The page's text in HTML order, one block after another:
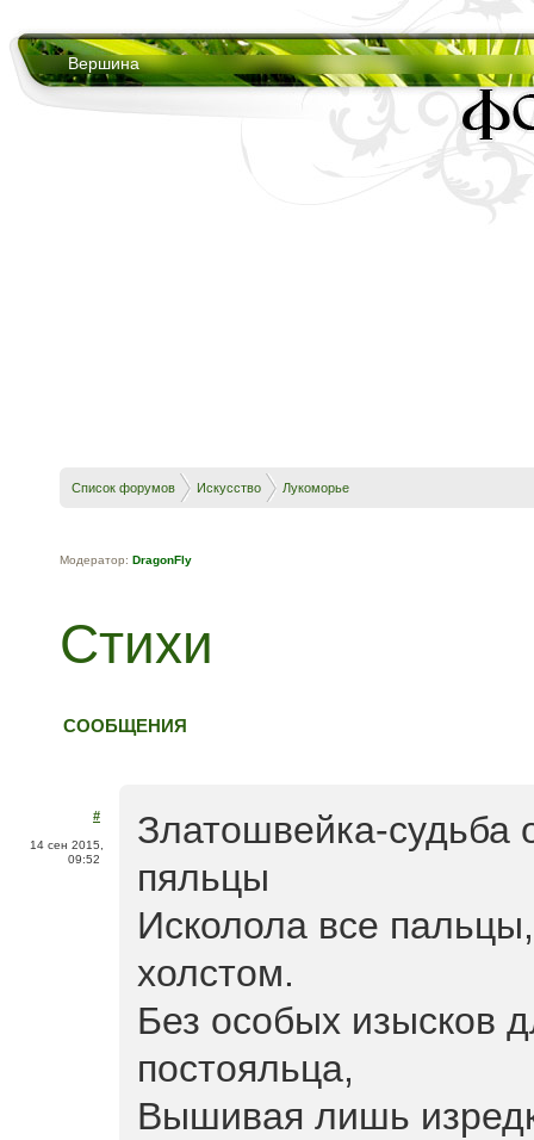
Вершина
Список форумов Искусство Лукоморье
Модератор: DragonFly
Стихи
СООБЩЕНИЯ
#
14 сен 2015,
09:52
Златошвейка-
пяльцы
Исколола все
холстом.
Без особых изысков
постояльца,
Вышивая лишь